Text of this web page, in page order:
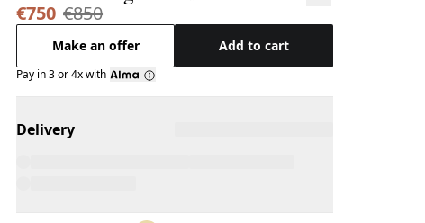
€750 €850
Make an offer Add to cart
Pay in 3 or 4x with
Delivery